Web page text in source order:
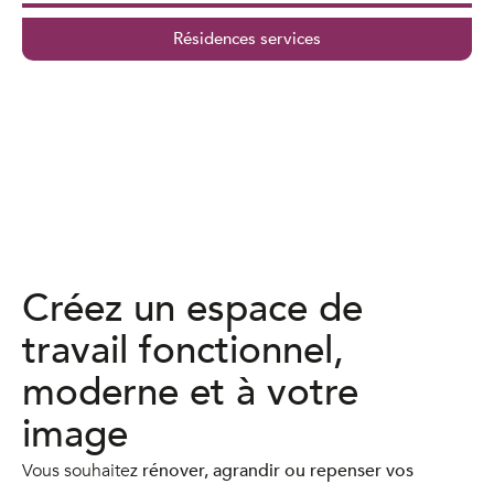
Résidences services
Créez un espace de
travail fonctionnel,
moderne et à votre
image
Vous souhaitez rénover, agrandir ou repenser vos